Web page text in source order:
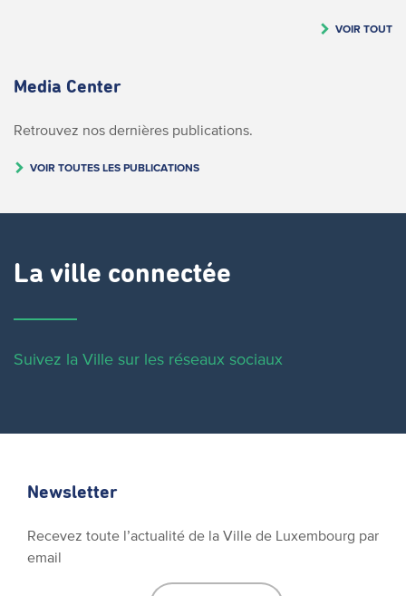
VOIR TOUT
Media Center
Retrouvez nos dernières publications.
VOIR TOUTES LES PUBLICATIONS
La ville connectée
Suivez la Ville sur les réseaux sociaux
Newsletter
Recevez toute l’actualité de la Ville de Luxembourg par
email